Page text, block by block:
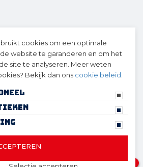
© 2026 KPS Delft
voorwaarden
cookies om een optimale
website te garanderen en om het
site te analyseren. Meer weten
Bekijk dan ons cookie beleid